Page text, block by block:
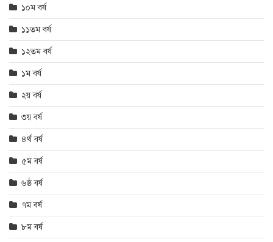
১০ম বর্ষ
১১তম বর্ষ
১২তম বর্ষ
১ম বর্ষ
২য় বর্ষ
৩য় বর্ষ
৪র্থ বর্ষ
৫ম বর্ষ
৬ষ্ঠ বর্ষ
৭ম বর্ষ
৮ম বর্ষ